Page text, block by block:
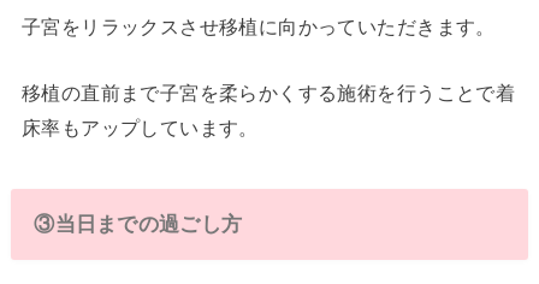
子宮をリラックスさせ移植に向かっていただきます。
移植の直前まで子宮を柔らかくする施術を行うことで着
床率もアップしています。
③当日までの過ごし方